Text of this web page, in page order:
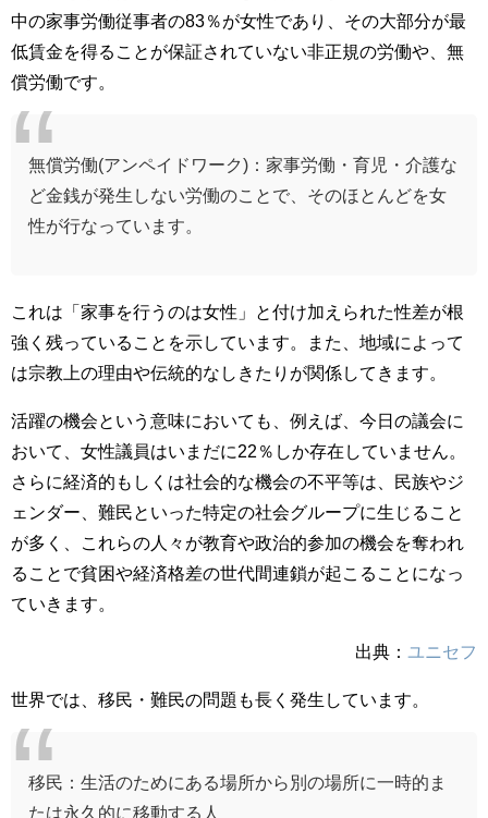
中の家事労働従事者の83％が女性であり、その大部分が最
低賃金を得ることが保証されていない非正規の労働や、無
償労働です。
無償労働(アンペイドワーク)：家事労働・育児・介護な
ど金銭が発生しない労働のことで、そのほとんどを女
性が行なっています。
これは「家事を行うのは女性」と付け加えられた性差が根
強く残っていることを示しています。また、地域によって
は宗教上の理由や伝統的なしきたりが関係してきます。
活躍の機会という意味においても、例えば、今日の議会に
おいて、女性議員はいまだに22％しか存在していません。
さらに経済的もしくは社会的な機会の不平等は、民族やジ
ェンダー、難民といった特定の社会グループに生じること
が多く、これらの人々が教育や政治的参加の機会を奪われ
ることで貧困や経済格差の世代間連鎖が起こることになっ
ていきます。
出典： ユニセフ
世界では、移民・難民の問題も長く発生しています。
移民： 生活のためにある場所から別の場所に一時的ま
たは永久的に移動する人